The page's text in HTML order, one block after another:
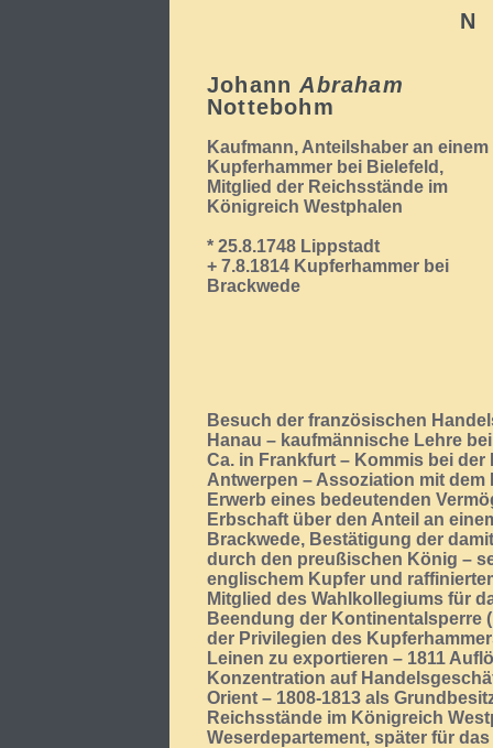
N
JohannAbraham
Nottebohm
Kaufmann, Anteilshaber an einem
Kupferhammer bei Bielefeld,
Mitglied der Reichsstände im
Königreich Westphalen
* 25.8.1748 Lippstadt
+ 7.8.1814 Kupferhammer bei
Brackwede
Besuch der französischen
Hanau – kaufmännische Lehre
Ca. in Frankfurt – Kommis bei der
Antwerpen – Assoziation mit
Erwerb eines bedeutenden
Erbschaft über den Anteil an
Brackwede, Bestätigung der
durch den preußischen König –
englischem Kupfer und
Mitglied des Wahlkollegiums für
Beendung der Kontinentalsperre
der Privilegien des
Leinen zu exportieren – 1811
Konzentration auf
Orient – 1808-1813 als
Reichsstände im Königreich
Weserdepartement, später für